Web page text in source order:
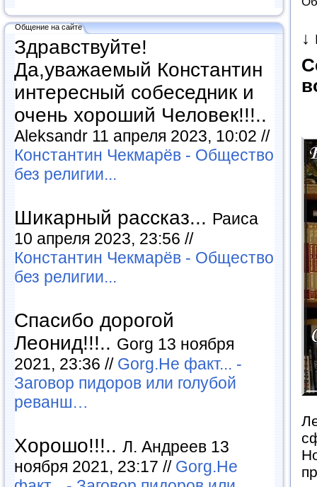
Общение на сайте
Здравствуйте!
Да,уважаемый Константин
интересный собеседник и
очень хороший Человек!!!..
Aleksandr 11 апреля 2023, 10:02 //
Константин Чекмарёв - Общество
без религии...
Шикарный рассказ... Раиса
10 апреля 2023, 23:56 //
Константин Чекмарёв - Общество
без религии...
Спасибо дорогой
Леонид!!!.. Gorg 13 ноября
2021, 23:36 // Gorg.Не факт... -
Заговор пидоров или голубой
реванш…
Хорошо!!!.. Л. Андреев 13
ноября 2021, 23:17 // Gorg.Не